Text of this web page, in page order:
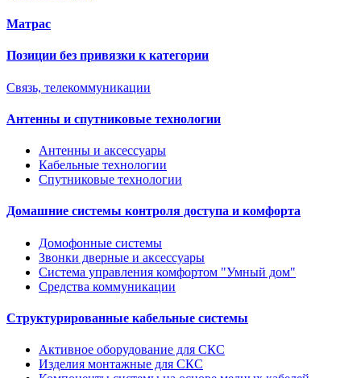
Матрас
Позиции без привязки к категории
Связь, телекоммуникации
Антенны и спутниковые технологии
Антенны и аксессуары
Кабельные технологии
Спутниковые технологии
Домашние системы контроля доступа и комфорта
Домофонные системы
Звонки дверные и аксессуары
Система управления комфортом "Умный дом"
Средства коммуникации
Структурированные кабельные системы
Активное оборудование для СКС
Изделия монтажные для СКС